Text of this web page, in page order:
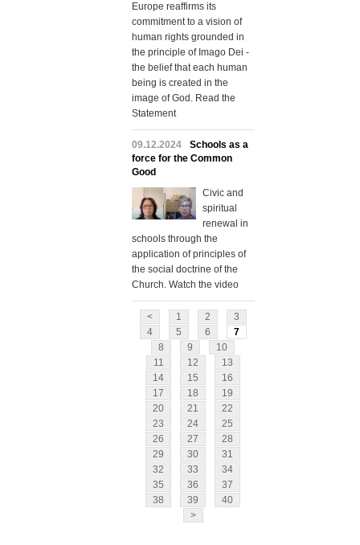
Europe reaffirms its
commitment to a vision of
human rights grounded in
the principle of Imago Dei -
the belief that each human
being is created in the
image of God. Read the
Statement
09.12.2024
Schools as a
force for the Common
Good
Civic and
spiritual
renewal in
schools through the
application of principles of
the social doctrine of the
Church. Watch the video
< 1 2
3
4
5 6
7
8
9
10
11
12
13
14
15
16
17
18
19
20
21
22
23
24
25
26
27
28
29
30
31
32
33
34
35
36
37
38
39
40
>